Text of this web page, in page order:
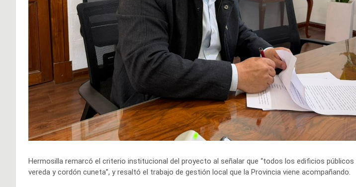
Hermosilla remarcó el criterio institucional del proyecto al señalar que “todos los edificios públicos
vereda y cordón cuneta”, y resaltó el trabajo de gestión local que la Provincia viene acompañando.